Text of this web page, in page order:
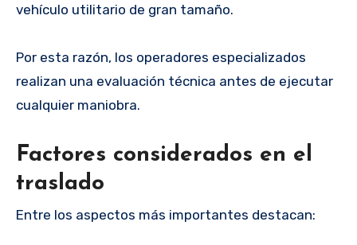
vehículo utilitario de gran tamaño.
Por esta razón, los operadores especializados
realizan una evaluación técnica antes de ejecutar
cualquier maniobra.
Factores considerados en el
traslado
Entre los aspectos más importantes destacan: